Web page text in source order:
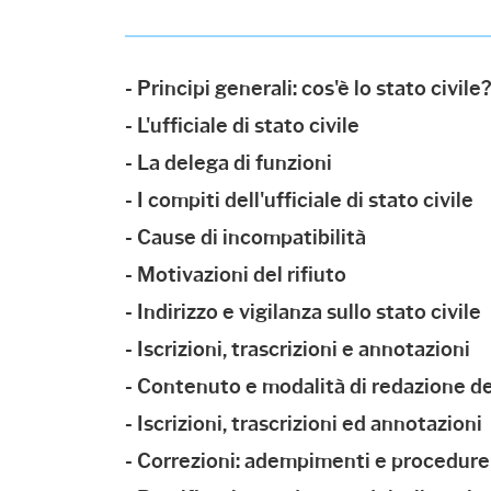
- Principi generali: cos'è lo stato civile?
- L'ufficiale di stato civile
- La delega di funzioni
- I compiti dell'ufficiale di stato civile
- Cause di incompatibilità
- Motivazioni del rifiuto
- Indirizzo e vigilanza sullo stato civile
- Iscrizioni, trascrizioni e annotazioni
- Contenuto e modalità di redazione
- Iscrizioni, trascrizioni ed annotazioni
- Correzioni: adempimenti e procedure